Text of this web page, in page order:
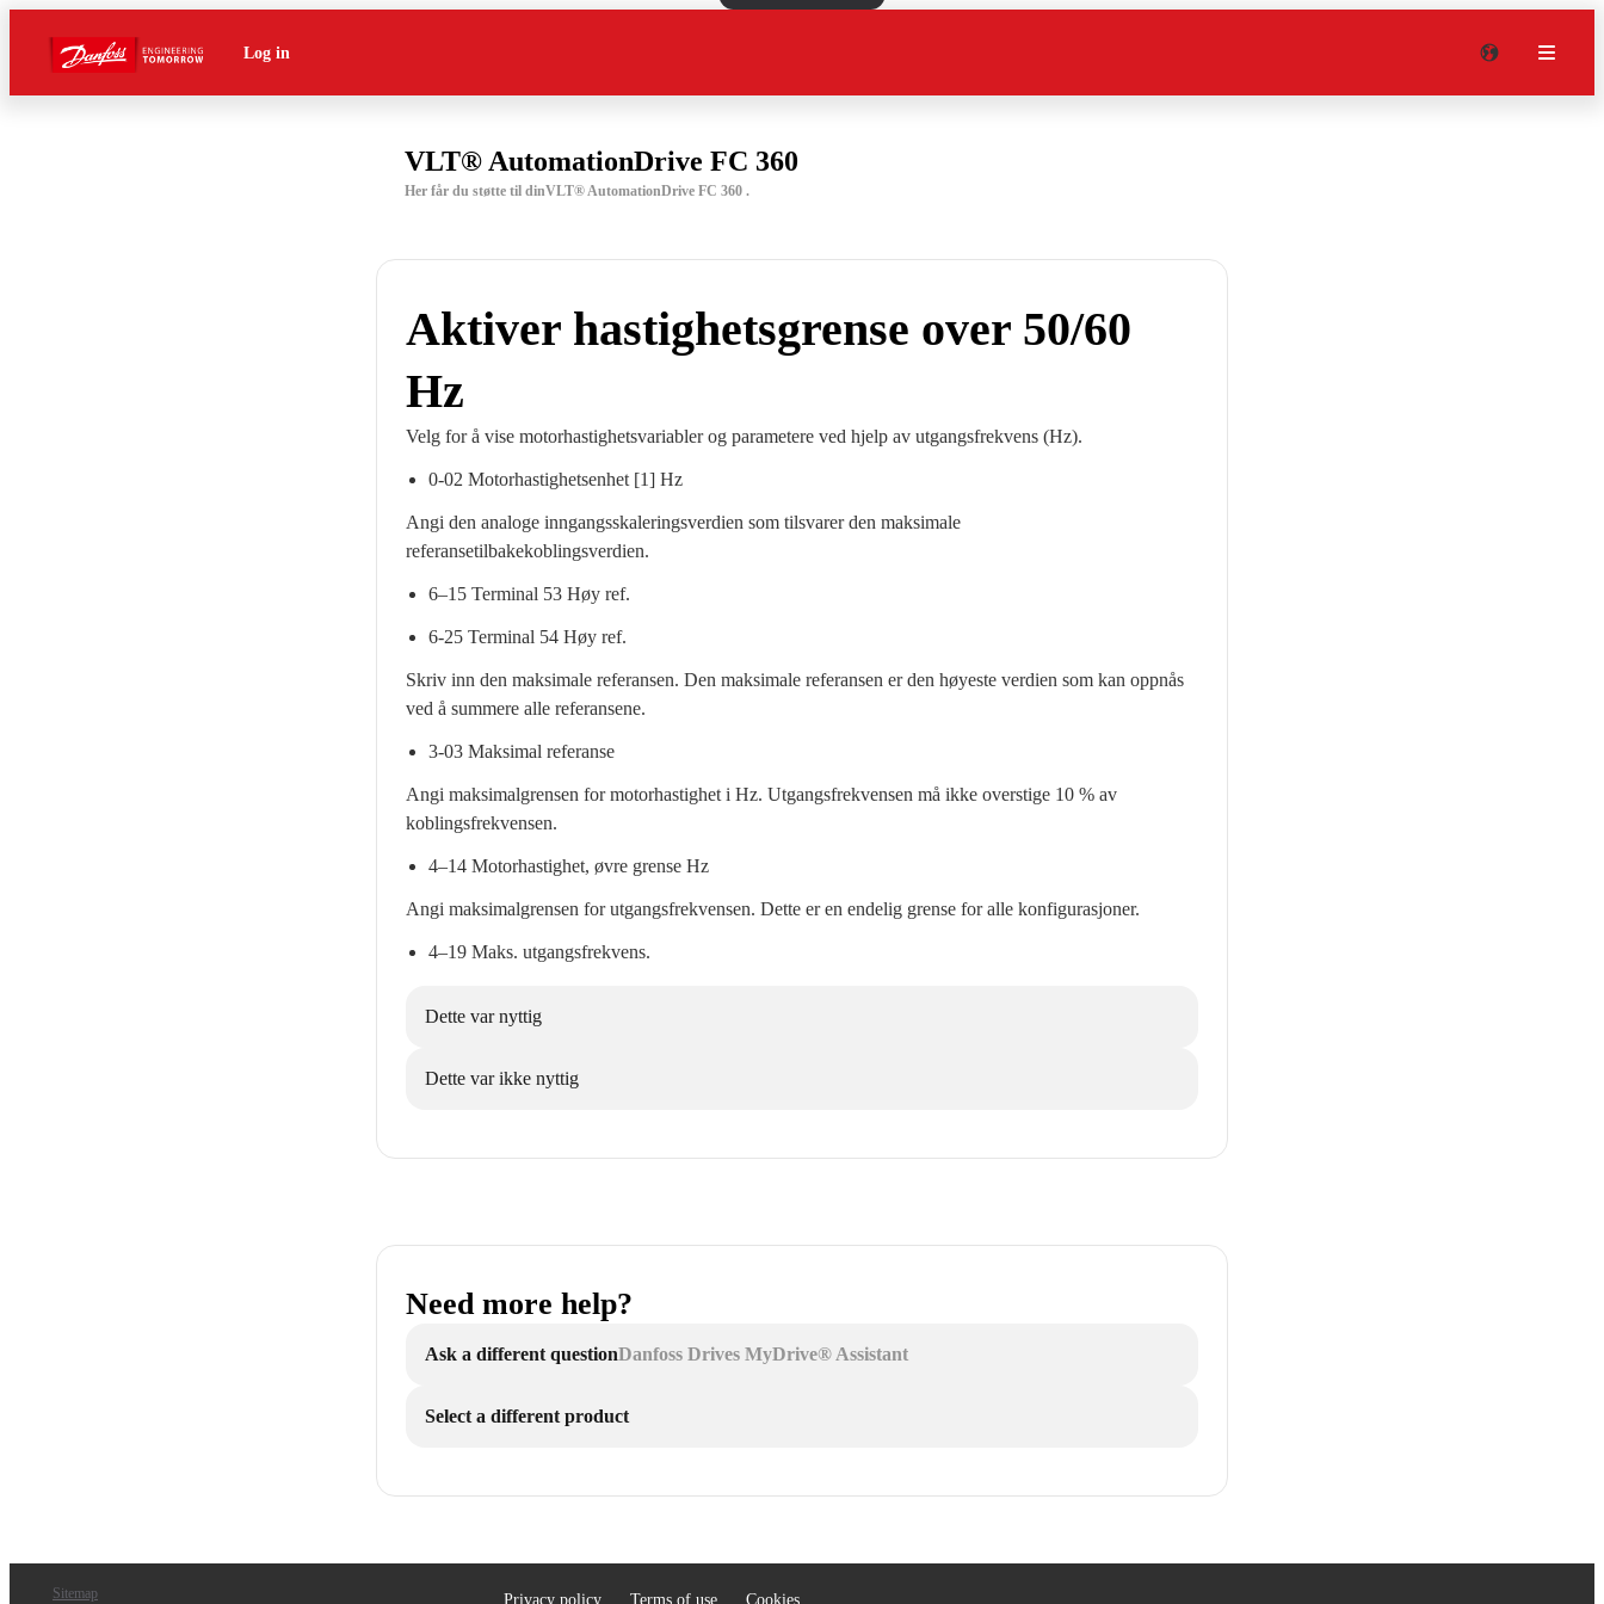
Log in
VLT® AutomationDrive FC 360
Her får du støtte til dinVLT® AutomationDrive FC 360 .
Aktiver hastighetsgrense over 50/60
Hz
Velg for å vise motorhastighetsvariabler og parametere ved hjelp av utgangsfrekvens (Hz).
0-02 Motorhastighetsenhet [1] Hz
Angi den analoge inngangsskaleringsverdien som tilsvarer den maksimale
referansetilbakekoblingsverdien.
6–15 Terminal 53 Høy ref.
6-25 Terminal 54 Høy ref.
Skriv inn den maksimale referansen. Den maksimale referansen er den høyeste verdien som kan oppnås
ved å summere alle referansene.
3-03 Maksimal referanse
Angi maksimalgrensen for motorhastighet i Hz. Utgangsfrekvensen må ikke overstige 10 % av
koblingsfrekvensen.
4–14 Motorhastighet, øvre grense Hz
Angi maksimalgrensen for utgangsfrekvensen. Dette er en endelig grense for alle konfigurasjoner.
4–19 Maks. utgangsfrekvens.
Dette var nyttig
Dette var ikke nyttig
Need more help?
Ask a different questionDanfoss Drives MyDrive® Assistant
Select a different product
Sitemap Privacy policy Terms of use Cookies